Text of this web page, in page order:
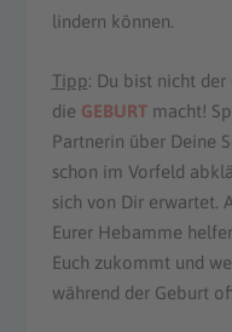
lindern können.
Tipp: Du bist nicht der
die GEBURTmacht!
Partnerin über Deine
schon im Vorfeld
sich von Dir erwartet.
Eurer Hebamme
Euch zukommt und
während der Geburt